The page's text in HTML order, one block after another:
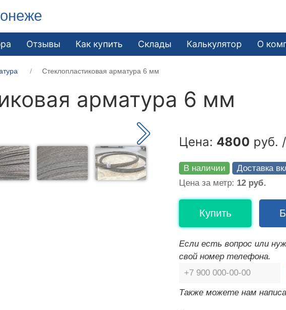
Отзывы Как купить Склады Калькулятор О
Стеклопластиковая арматура 6 мм
арматура 6 мм
Цена: 4800 руб.
В наличии
Доставка
Цена за метр: 12 руб.
Купить
Если есть вопрос или
свой номер телефона.
Также можете нам